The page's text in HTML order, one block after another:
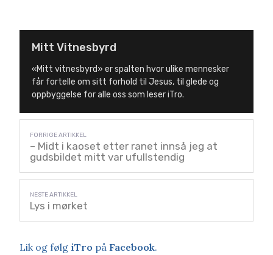
Mitt Vitnesbyrd
«Mitt vitnesbyrd» er spalten hvor ulike mennesker
får fortelle om sitt forhold til Jesus, til glede og
oppbyggelse for alle oss som leser iTro.
– Midt i kaoset etter ranet innså jeg at
gudsbildet mitt var ufullstendig
Lys i mørket
Lik og følg iTro på Facebook.